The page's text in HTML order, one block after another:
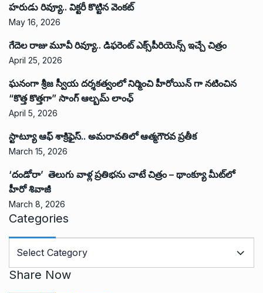
హరుడు రివ్యూ.. విక్టరీ కొట్టిన వెంకట్
May 16, 2026
గేదెల రాజు మూవీ రివ్యూ.. డిఫరెంట్ ఎక్స్‌పీరియెన్స్ ఇచ్చే చిత్రం
April 25, 2026
ఘనంగా శ్రీజ స్వీయ దర్శకత్వంలో నిర్మించి హీరోయిన్ గా నటించిన
“కొత్త కొత్తగా” సాంగ్ ఆల్బమ్ లాంఛ్
April 5, 2026
స్టాట్యూ ఆఫ్ శాక్రిఫైస్.. అమరావతిలో ఆత్మగౌరవ ప్రతీక
March 15, 2026
‘దండోరా’ తెలుగు వాళ్ల ప్రతిభను చాటే చిత్రం – థాంక్యూ మీట్‌లో
హీరో శివాజీ
March 8, 2026
Categories
tShare Now